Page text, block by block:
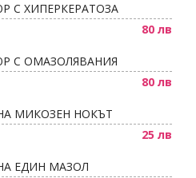
С ХИПЕРКЕРАТОЗА
80 лв
С ОМАЗОЛЯВАНИЯ
80 лв
МИКОЗЕН НОКЪТ
25 лв
ЕДИН МАЗОЛ